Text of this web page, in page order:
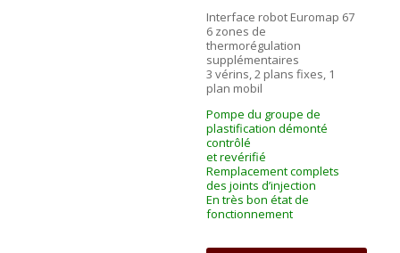
Interface robot Euromap 67
6 zones de
thermorégulation
supplémentaires
3 vérins, 2 plans fixes, 1
plan mobil
Pompe du groupe de
plastification démonté
contrôlé
et revérifié
Remplacement complets
des joints d’injection
En très bon état de
fonctionnement